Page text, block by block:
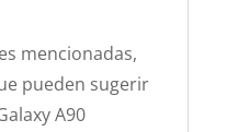
mencionadas,
pueden sugerir
A90